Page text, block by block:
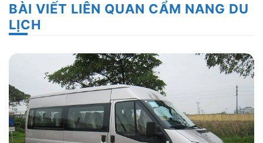
BÀI VIẾT LIÊN QUAN CẨM NANG DU
LỊCH